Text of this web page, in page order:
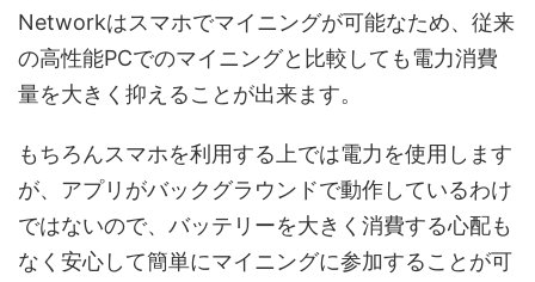
Networkはスマホでマイニングが可能なため、従来
の高性能PCでのマイニングと比較しても電力消費
量を大きく抑えることが出来ます。
もちろんスマホを利用する上では電力を使用します
が、アプリがバックグラウンドで動作しているわけ
ではないので、バッテリーを大きく消費する心配も
なく安心して簡単にマイニングに参加することが可